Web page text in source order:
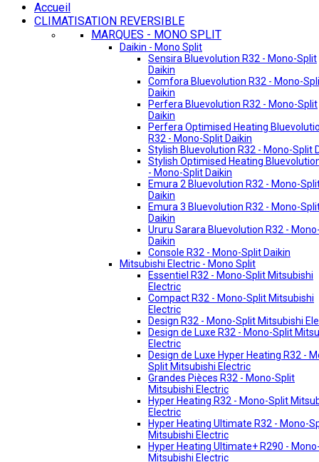
Accueil
CLIMATISATION REVERSIBLE
MARQUES - MONO SPLIT
Daikin - Mono Split
Sensira Bluevolution R32 - Mono-Split
Daikin
Comfora Bluevolution R32 - Mono-
Daikin
Perfera Bluevolution R32 - Mono-Split
Daikin
Perfera Optimised Heating
R32 - Mono-Split Daikin
Stylish Bluevolution R32 - Mono-Split
Stylish Optimised Heating
- Mono-Split Daikin
Emura 2 Bluevolution R32 - Mono-
Daikin
Emura 3 Bluevolution R32 - Mono-
Daikin
Ururu Sarara Bluevolution R32 -
Daikin
Console R32 - Mono-Split Daikin
Mitsubishi Electric - Mono Split
Essentiel R32 - Mono-Split Mitsubishi
Electric
Compact R32 - Mono-Split Mitsubishi
Electric
Design R32 - Mono-Split Mitsubishi
Design de Luxe R32 - Mono-Split
Electric
Design de Luxe Hyper Heating R32 -
Split Mitsubishi Electric
Grandes Pièces R32 - Mono-Split
Mitsubishi Electric
Hyper Heating R32 - Mono-Split
Electric
Hyper Heating Ultimate R32 - Mono-
Mitsubishi Electric
Hyper Heating Ultimate+ R290 -
Mitsubishi Electric